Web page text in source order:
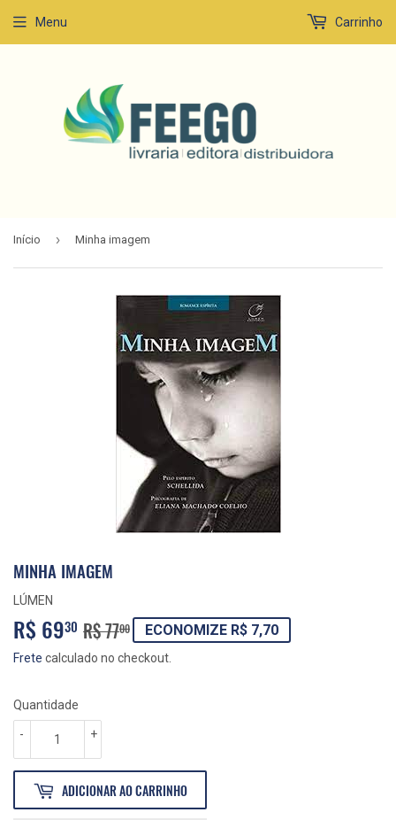
Menu Carrinho
Início › Minha imagem
MINHA IMAGEM
LÚMEN
R$ 6930 R$ 7700PREÇO
NORMAL
R$
77,00
PREÇO
PROMOCIONAL
R$
69,30
ECONOMIZE R$ 7,70
Frete calculado no checkout.
Quantidade
+
-
ADICIONAR AO CARRINHO